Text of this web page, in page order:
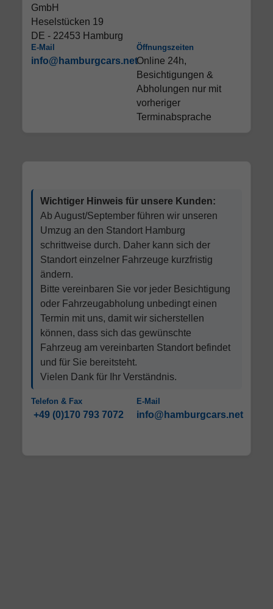
GmbH
Heselstücken 19
DE - 22453 Hamburg
E-Mail
info@hamburgcars.net
Öffnungszeiten
Online 24h,
Besichtigungen &
Abholungen nur mit
vorheriger
Terminabsprache
Wichtiger Hinweis für unsere Kunden:
Ab August/September führen wir unseren
Umzug an den Standort Hamburg
schrittweise durch. Daher kann sich der
Standort einzelner Fahrzeuge kurzfristig
ändern.
Bitte vereinbaren Sie vor jeder Besichtigung
oder Fahrzeugabholung unbedingt einen
Termin mit uns, damit wir sicherstellen
können, dass sich das gewünschte
Fahrzeug am vereinbarten Standort befindet
und für Sie bereitsteht.
Vielen Dank für Ihr Verständnis.
Telefon & Fax
+49 (0)170 793 7072
E-Mail
info@hamburgcars.net